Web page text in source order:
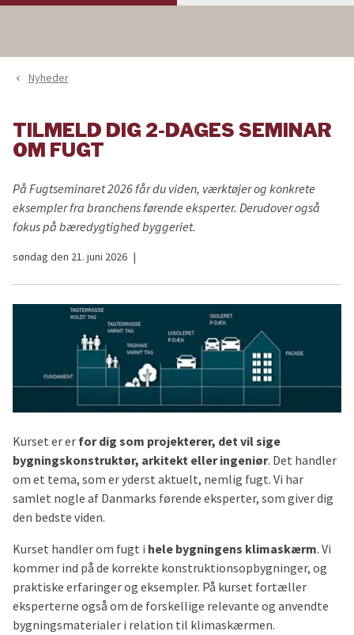
navigate_before Nyheder
TILMELD DIG 2-DAGES SEMINAR
OM FUGT
På Fugtseminaret 2026 får du viden, værktøjer og konkrete
eksempler fra branchens førende eksperter. Derudover også
fokus på bæredygtighed byggeriet.
søndag den 21. juni 2026 |
Kurset er er for dig som projekterer, det vil sige
bygningskonstruktør, arkitekt eller ingeniør. Det handler
om et tema, som er yderst aktuelt, nemlig fugt. Vi har
samlet nogle af Danmarks førende eksperter, som giver dig
den bedste viden.
Kurset handler om fugt i hele bygningens klimaskærm. Vi
kommer ind på de korrekte konstruktionsopbygninger, og
praktiske erfaringer og eksempler. På kurset fortæller
eksperterne også om de forskellige relevante og anvendte
bygningsmaterialer i relation til klimaskærmen.